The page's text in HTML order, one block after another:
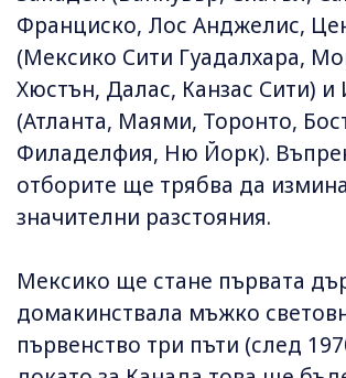
Франциско, Лос Анджелис,
(Мексико Сити Гуадалхара,
Хюстън, Далас, Канзас Сити) и
(Атланта, Маями, Торонто,
Филаделфия, Ню Йорк).
отборите ще трябва да
значителни разстояния.
Мексико ще стане първата
домакинствала мъжко
първенство три пъти (след